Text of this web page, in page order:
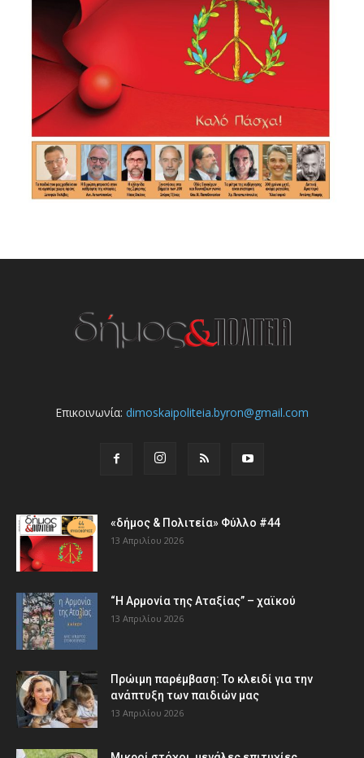
Επικοινωνία: dimoskaipoliteia.byron@gmail.com
«δήμος & Πολιτεία» Φύλλο #44
13 Απριλίου 2026
“Η Αρμονία της Αταξίας” – χαϊκού
13 Απριλίου 2026
Πρώιμη παρέμβαση: Το κλειδί για την
ανάπτυξη των παιδιών µας
13 Απριλίου 2026